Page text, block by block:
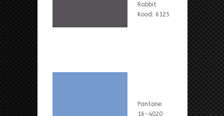
Rabbit
Kood: 6125
Pantone:
16-4020